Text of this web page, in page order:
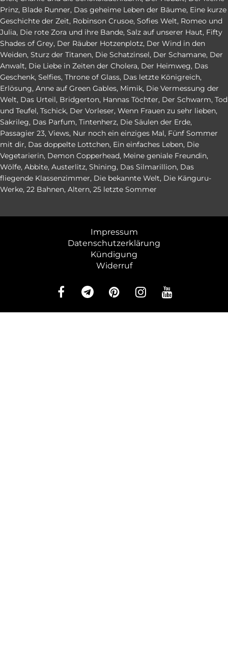
Prinz, Blade Runner, Das geheime Leben der Bäume, Eine kurze
Geschichte der Zeit, Robinson Crusoe, Sofies Welt, Romeo und
Julia, Die rote Zora und ihre Bande, Salz auf unserer Haut, Fifty
Shades of Grey, Der Räuber Hotzenplotz, Der Wind in den
Weiden, Sturz der Titanen, Die Schatzinsel, Der Schamane, Der
Anwalt, Die Liebe in Zeiten der Cholera, Der Heimweg, Das
Geschenk, Selfies, Throne of Glass, Das letzte Königreich,
Erlösung, Anne auf Green Gables, Mimik, Die Vermessung der
Welt, Das Urteil, Bridgerton, Hannas Töchter, Der Schwarm, Tod
und Teufel, Tschick, Der Vorleser, Wenn Frauen zu sehr lieben,
Sakrileg, Das Parfum, Tintenherz, Die Säulen der Erde,
Passagier 23, Views, Nur noch ein einziges Mal, Fünf Sommer
mit dir, Das doppelte Lottchen, Ein einfaches Leben, Die
Vegetarierin, Demon Copperhead, Meine geniale Freundin,
Wölfe, Abbite, Austerlitz, Shining, Das Silmarillion, Das
fliegende Klassenzimmer, Die bekannte Welt, Die Känguru-
Werke, 22 Bahnen, Altern, 25 letzte Sommer
Impressum
Datenschutzerklärung
Kündigung
Widerruf